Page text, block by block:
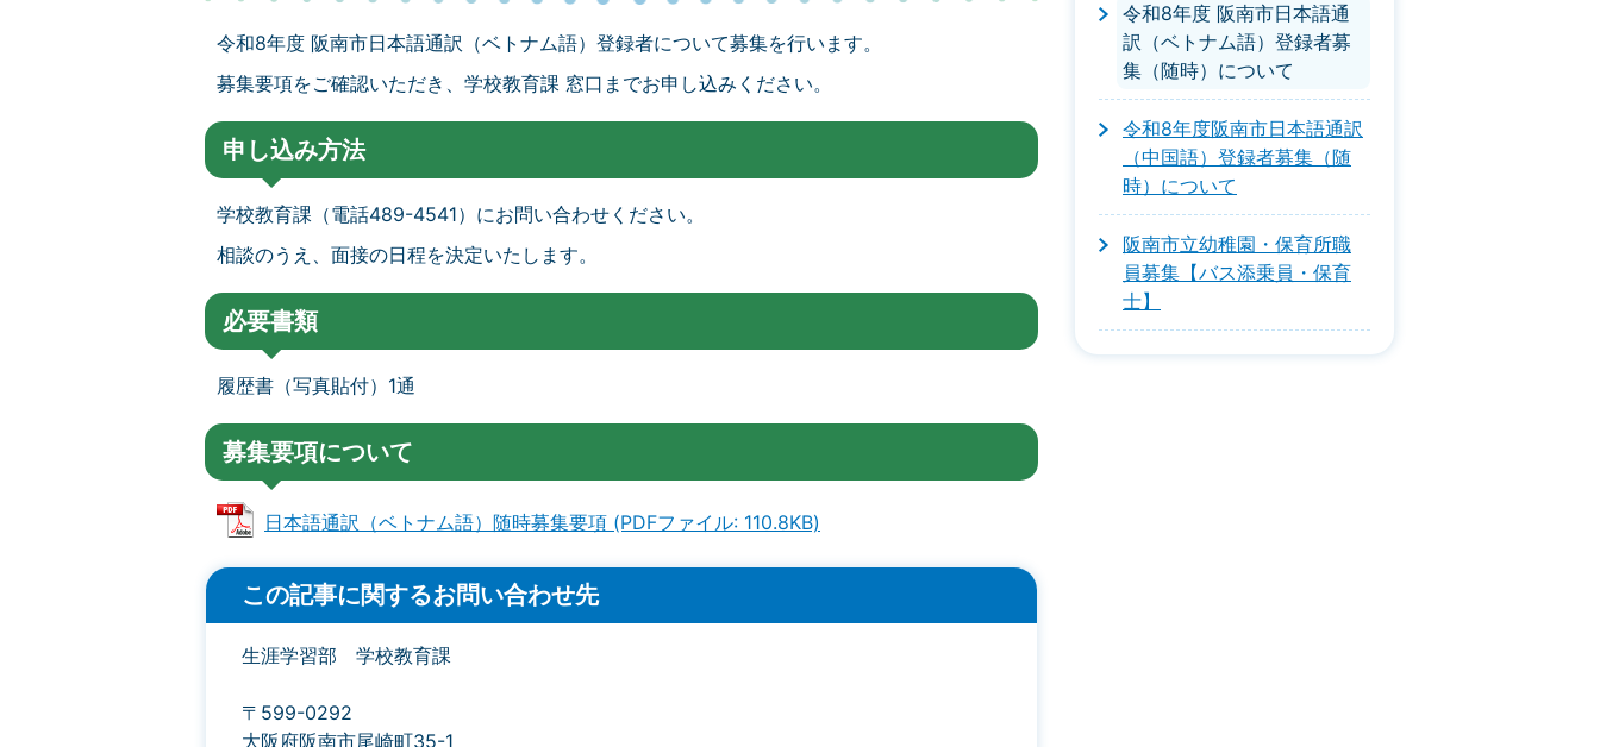
令和8年度 阪南市日本語通訳（ベトナム語）登録者について募集を行います。
募集要項をご確認いただき、学校教育課 窓口までお申し込みください。
申し込み方法
学校教育課（電話489-4541）にお問い合わせください。
相談のうえ、面接の日程を決定いたします。
必要書類
履歴書（写真貼付）1通
募集要項について
日本語通訳（ベトナム語）随時募集要項 (PDFファイル: 110.8KB)
この記事に関するお問い合わせ先
生涯学習部 学校教育課
〒599-0292
大阪府阪南市尾崎町35-1
令和8年度 阪南市日本語通
訳（ベトナム語）登録者募
集（随時）について
令和8年度阪南市日本語通訳
（中国語）登録者募集（随
時）について
阪南市立幼稚園・保育所職
員募集【バス添乗員・保育
士】